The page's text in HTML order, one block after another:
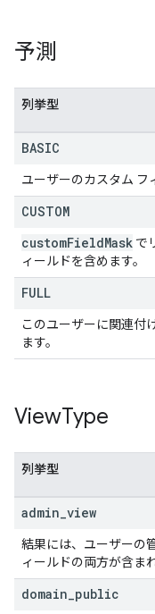
予測
列挙型
BASIC
ユーザーのカスタム フ
CUSTOM
customFieldMask で
ィールドを含めます。
FULL
このユーザーに関連付
ます。
ViewType
列挙型
admin view
結果には、ユーザーの
ィールドの両方が含ま
domain public